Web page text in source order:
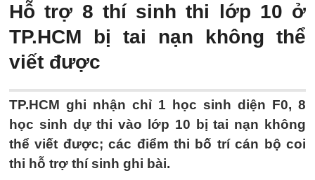
Hỗ trợ 8 thí sinh thi lớp 10 ở
TP.HCM bị tai nạn không thể
viết được
TP.HCM ghi nhận chỉ 1 học sinh diện F0, 8
học sinh dự thi vào lớp 10 bị tai nạn không
thể viết được; các điểm thi bố trí cán bộ coi
thi hỗ trợ thí sinh ghi bài.